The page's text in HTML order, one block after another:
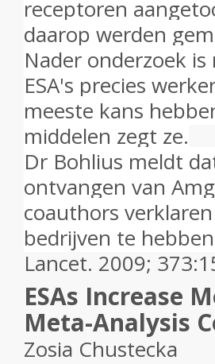
receptoren
daarop werden
Nader onderzoek
ESA's precies
meeste kans
middelen zegt ze.
Dr Bohlius meldt
ontvangen van
coauthors
bedrijven te
Lancet. 2009;
ESAs Increase
Meta-Analysis
Zosia Chustecka